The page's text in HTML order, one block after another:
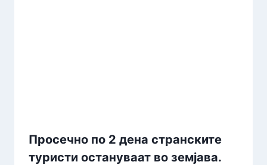
Просечно по 2 дена странските
туристи остануваат во земјава.